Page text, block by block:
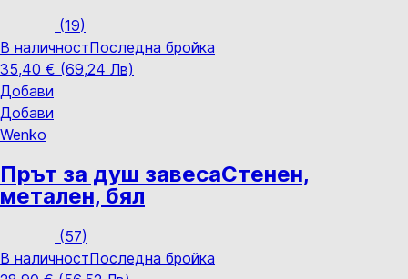
(19)
В наличностПоследна бройка
35,40 € (69,24 Лв)
Добави
Добави
Wenko
Прът за душ завесаСтенен,
метален, бял
(57)
В наличностПоследна бройка